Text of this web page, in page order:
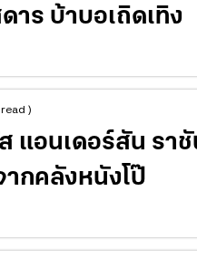
าร บ้าบอเถิดเทิง
)
ราชันหนังสงครามประสาท ผู้
กคลังหนังโป๊